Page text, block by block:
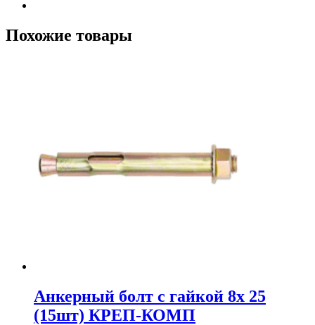
Похожие товары
Анкерный болт с гайкой 8х 25
(15шт) КРЕП-КОМП